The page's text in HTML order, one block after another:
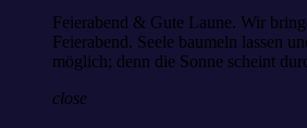
Feierabend & Gute Laune. Wir
Feierabend. Seele baumeln lassen
möglich; denn die Sonne scheint
close